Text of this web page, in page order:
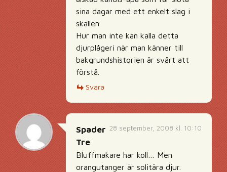
sina dagar med ett enkelt slag i
skallen.
Hur man inte kan kalla detta
djurplågeri när man känner till
bakgrundshistorien är svårt att
förstå.
Svara
28 september, 2008 kl. 10:10
Spader
Tre
Bluffmakare har koll… Men
orangutanger är solitära djur.